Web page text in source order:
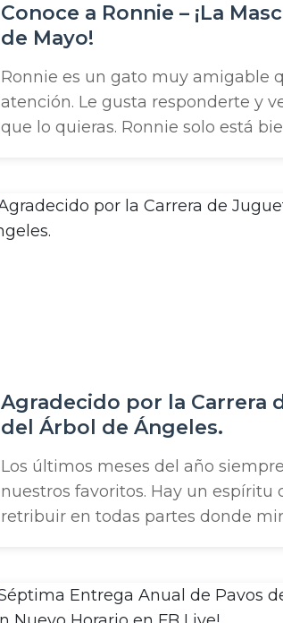
Conoce a Ronnie – ¡La
de Mayo!
Ronnie es un gato muy amigable
atención. Le gusta responderte y
que lo quieras. Ronnie solo está
único amor y con niños mayores
Agradecido por la Carrera
del Árbol de Ángeles.
Los últimos meses del año
nuestros favoritos. Hay un espíritu
retribuir en todas partes donde
más. Es una época preciosa del
nuestra comunidad. ...